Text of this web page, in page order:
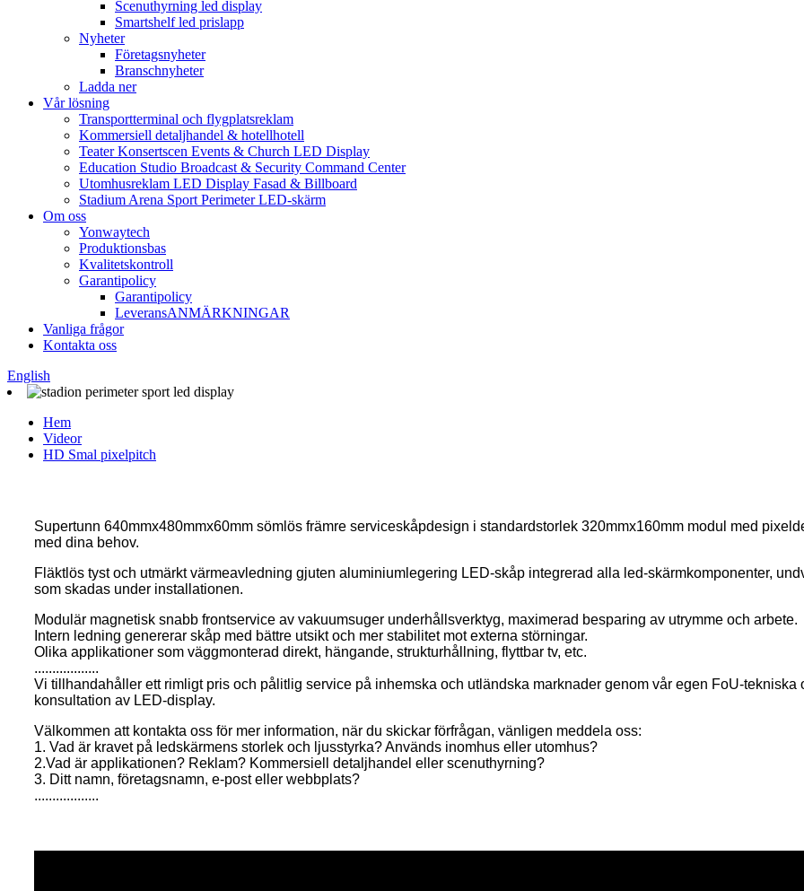
Scenuthyrning led display
Smartshelf led prislapp
Nyheter
Företagsnyheter
Branschnyheter
Ladda ner
Vår lösning
Transportterminal och flygplatsreklam
Kommersiell detaljhandel & hotellhotell
Teater Konsertscen Events & Church LED Display
Education Studio Broadcast & Security Command Center
Utomhusreklam LED Display Fasad & Billboard
Stadium Arena Sport Perimeter LED-skärm
Om oss
Yonwaytech
Produktionsbas
Kvalitetskontroll
Garantipolicy
Garantipolicy
LeveransANMÄRKNINGAR
Vanliga frågor
Kontakta oss
English
Hem
Videor
HD Smal pixelpitch
Supertunn 640mmx480mmx60mm sömlös främre serviceskåpdesign i standardstorlek 320mmx160mm modul med
med dina behov.
Fläktlös tyst och utmärkt värmeavledning gjuten aluminiumlegering LED-skåp integrerad alla led-skärmkomponenter,
som skadas under installationen.
Modulär magnetisk snabb frontservice av vakuumsuger underhållsverktyg, maximerad besparing av utrymme och arbete.
Intern ledning genererar skåp med bättre utsikt och mer stabilitet mot externa störningar.
Olika applikationer som väggmonterad direkt, hängande, strukturhållning, flyttbar tv, etc.
..................
Vi tillhandahåller ett rimligt pris och pålitlig service på inhemska och utländska marknader genom vår egen FoU-
konsultation av LED-display.
Välkommen att kontakta oss för mer information, när du skickar förfrågan, vänligen meddela oss:
1. Vad är kravet på ledskärmens storlek och ljusstyrka? Används inomhus eller utomhus?
2.Vad är applikationen? Reklam? Kommersiell detaljhandel eller scenuthyrning?
3. Ditt namn, företagsnamn, e-post eller webbplats?
..................